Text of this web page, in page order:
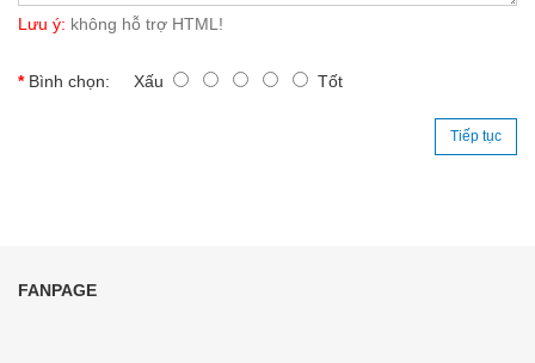
Lưu ý: không hỗ trợ HTML!
Bình chọn: Xấu Tốt
Tiếp tục
FANPAGE